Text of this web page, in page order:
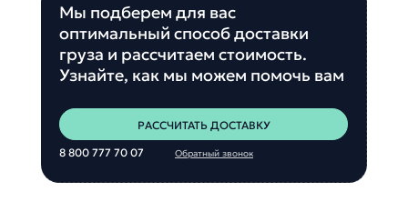
Мы подберем для вас
оптимальный способ доставки
груза и рассчитаем стоимость.
Узнайте, как мы можем помочь вам
РАССЧИТАТЬ ДОСТАВКУ
8 800 777 70 07
Обратный звонок